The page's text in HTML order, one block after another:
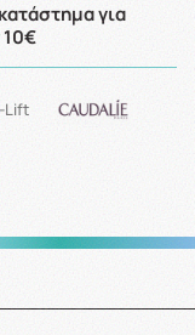
για
10€
Lift